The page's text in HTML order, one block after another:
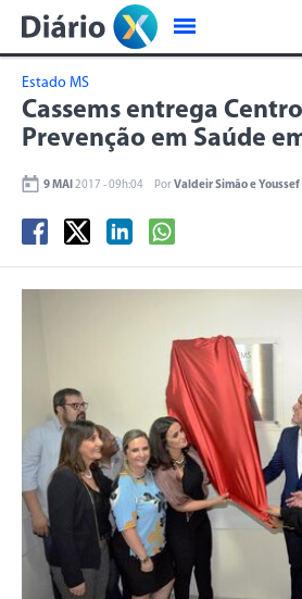
Estado MS
Cassems entrega
Prevenção em Saúde
9 MAI 2017 - 09h:04 PorValdeir Simão e